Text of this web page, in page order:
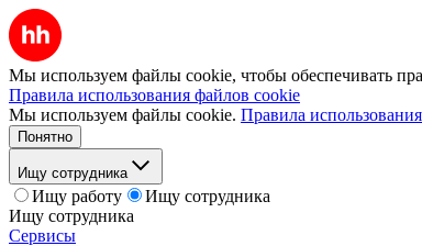
Мы используем файлы cookie, чтобы обеспечивать
Правила использования файлов cookie
Мы используем файлы cookie. Правила
Понятно
Ищу сотрудника
Ищу работу
Ищу сотрудника
Ищу сотрудника
Сервисы